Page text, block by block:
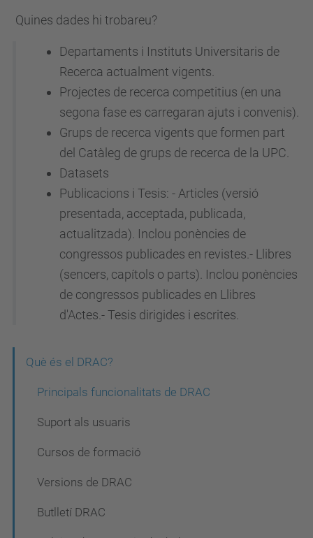
Quines dades hi trobareu?
Departaments i Instituts Universitaris de
Recerca actualment vigents.
Projectes de recerca competitius (en una
segona fase es carregaran ajuts i convenis).
Grups de recerca vigents que formen part
del Catàleg de grups de recerca de la UPC.
Datasets
Publicacions i Tesis: - Articles (versió
presentada, acceptada, publicada,
actualitzada). Inclou ponències de
congressos publicades en revistes.- Llibres
(sencers, capítols o parts). Inclou ponències
de congressos publicades en Llibres
d'Actes.- Tesis dirigides i escrites.
Què és el DRAC?
Principals funcionalitats de DRAC
Suport als usuaris
Cursos de formació
Versions de DRAC
Butlletí DRAC